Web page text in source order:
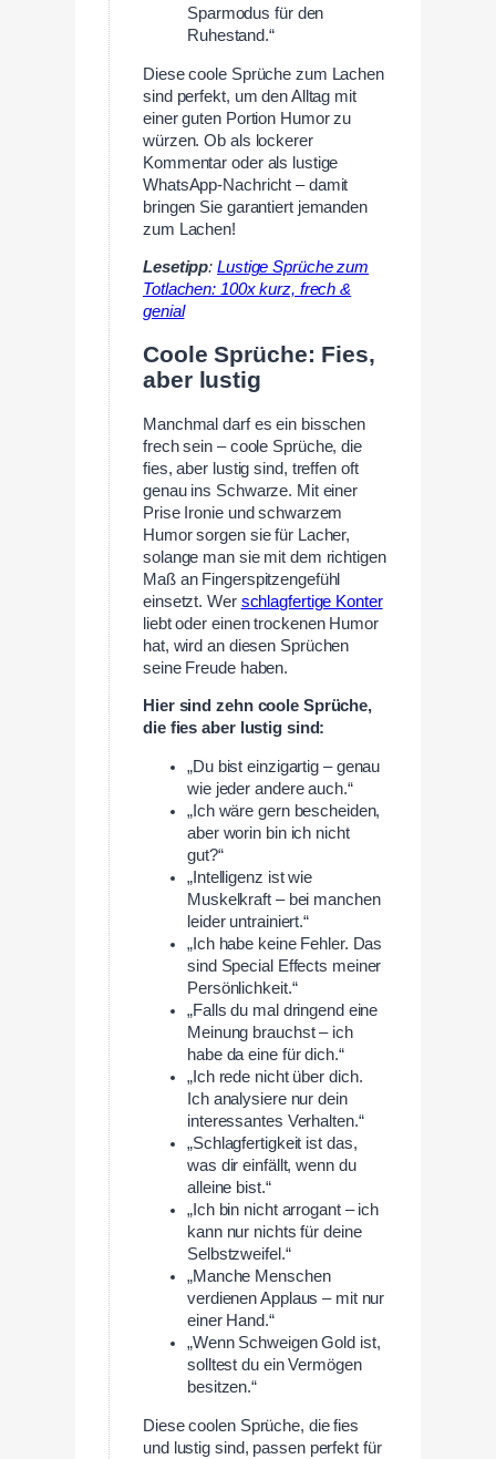
Sparmodus für den
Ruhestand.“
Diese coole Sprüche zum Lachen
sind perfekt, um den Alltag mit
einer guten Portion Humor zu
würzen. Ob als lockerer
Kommentar oder als lustige
WhatsApp-Nachricht – damit
bringen Sie garantiert jemanden
zum Lachen!
Lesetipp:Lustige Sprüche zum
Totlachen: 100x kurz, frech &
genial
Coole Sprüche: Fies,
aber lustig
Manchmal darf es ein bisschen
frech sein – coole Sprüche, die
fies, aber lustig sind, treffen oft
genau ins Schwarze. Mit einer
Prise Ironie und schwarzem
Humor sorgen sie für Lacher,
solange man sie mit dem richtigen
Maß an Fingerspitzengefühl
einsetzt. Wer schlagfertige Konter
liebt oder einen trockenen Humor
hat, wird an diesen Sprüchen
seine Freude haben.
Hier sind zehn coole Sprüche,
die fies aber lustig sind:
„Du bist einzigartig – genau
wie jeder andere auch.“
„Ich wäre gern bescheiden,
aber worin bin ich nicht
gut?“
„Intelligenz ist wie
Muskelkraft – bei manchen
leider untrainiert.“
„Ich habe keine Fehler. Das
sind Special Effects meiner
Persönlichkeit.“
„Falls du mal dringend eine
Meinung brauchst – ich
habe da eine für dich.“
„Ich rede nicht über dich.
Ich analysiere nur dein
interessantes Verhalten.“
„Schlagfertigkeit ist das,
was dir einfällt, wenn du
alleine bist.“
„Ich bin nicht arrogant – ich
kann nur nichts für deine
Selbstzweifel.“
„Manche Menschen
verdienen Applaus – mit nur
einer Hand.“
„Wenn Schweigen Gold ist,
solltest du ein Vermögen
besitzen.“
Diese coolen Sprüche, die fies
und lustig sind, passen perfekt für